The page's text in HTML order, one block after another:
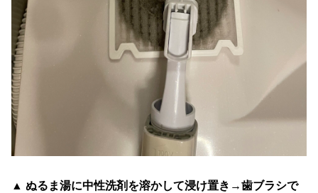
▲ ぬるま湯に中性洗剤を溶かして浸け置き→歯ブラシで